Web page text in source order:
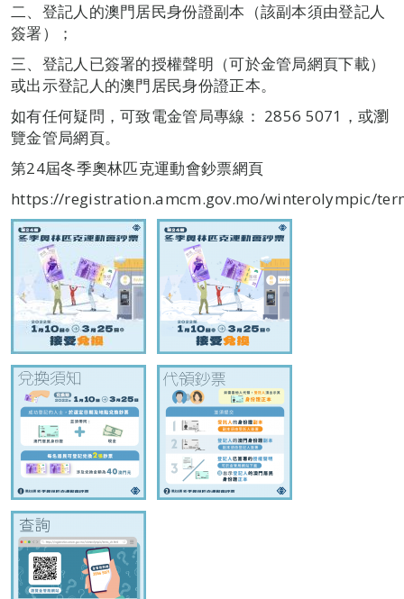
二、登記人的澳門居民身份證副本（該副本須由登記人
簽署）；
三、登記人已簽署的授權聲明（可於金管局網頁下載）
或出示登記人的澳門居民身份證正本。
如有任何疑問，可致電金管局專線： 2856 5071，或瀏
覽金管局網頁。
第24屆冬季奧林匹克運動會鈔票網頁
https://registration.amcm.gov.mo/winterolympic/